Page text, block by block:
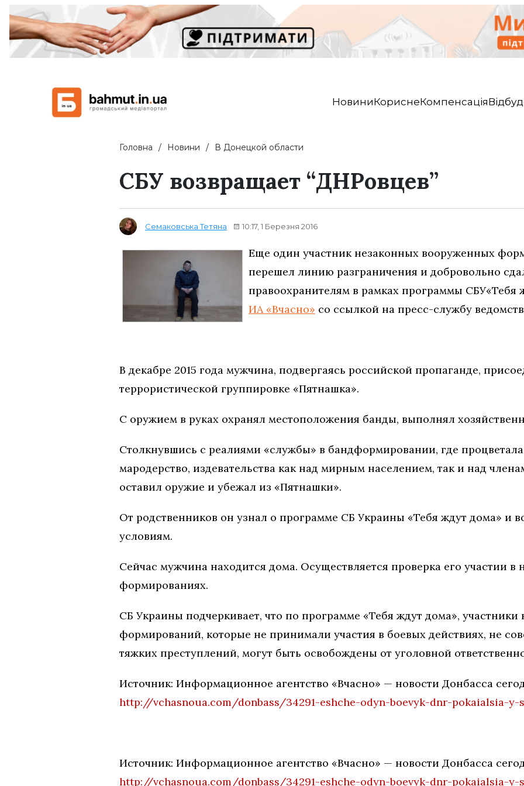
НовиниКориснеКомпенсація
Головна Новини В Донецкой области
СБУ возвращает “ДНРовцев”
Семаковська Тетяна 10:17, 1 Березня 2016
Еще один участник незаконных вооруженных
перешел линию разграничения и добровольно
правоохранителям в рамках программы СБУ«Тебя
ИА «Вчасно» со ссылкой на пресс-службу
В декабре 2015 года мужчина, подвергаясь российской пропаганде,
террористической группировке «Пятнашка».
С оружием в руках охранял местоположения банды, выполнял
Столкнувшись с реалиями «службы» в бандформировании, где
мародерство, издевательства как над мирным населением, так и над
оставил оружие и убежал из «Пятнашки».
От родственников он узнал о программе СБ Украины «Тебя ждут дома» и
условиям.
Сейчас мужчина находится дома. Осуществляется проверка его участии
формированиях.
СБ Украины подчеркивает, что по программе «Тебя ждут дома»,
формирований, которые не принимали участия в боевых действиях, не
тяжких преступлений, могут быть освобождены от уголовной
Источник: Информационное агентство «Вчасно» — новости Донбасса
http://vchasnoua.com/donbass/34291-eshche-odyn-boevyk-dnr-pokaialsia-y-
Источник: Информационное агентство «Вчасно» — новости Донбасса
http://vchasnoua.com/donbass/34291-eshche-odyn-boevyk-dnr-pokaialsia-y-